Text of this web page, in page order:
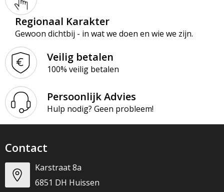
Regionaal Karakter
Gewoon dichtbij - in wat we doen en wie we zijn.
Veilig betalen
100% veilig betalen
Persoonlijk Advies
Hulp nodig? Geen probleem!
Contact
Karstraat 8a
6851 DH Huissen